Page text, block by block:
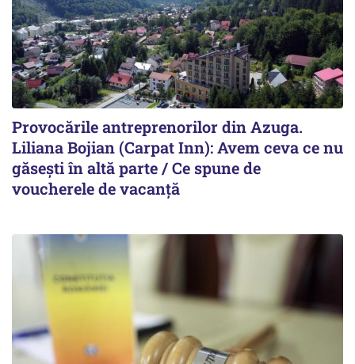
Provocările antreprenorilor din Azuga.
Liliana Bojian (Carpat Inn): Avem ceva ce nu
găsești în altă parte / Ce spune de
voucherele de vacanță